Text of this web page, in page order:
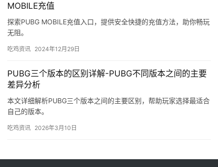
MOBILE充值
探索PUBG MOBILE充值入口，提供安全快捷的充值方法，助你畅玩
无阻。
吃鸡资讯 2024年12月29日
PUBG三个版本的区别详解-PUBG不同版本之间的主要
差异分析
本文详细解析PUBG三个版本之间的主要区别，帮助玩家选择最适合
自己的版本。
吃鸡资讯 2026年3月10日